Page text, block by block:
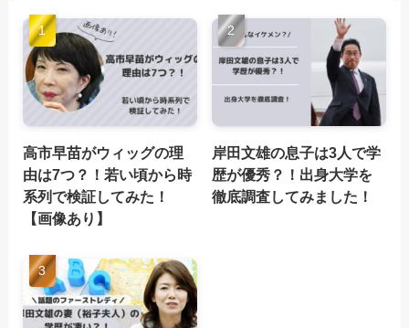
高市早苗がウィッグの理
由は7つ？！若い頃から時
系列で検証してみた！
【画像あり】
岸田文雄の息子は3人で学
歴が優秀？！出身大学を
徹底調査してみました！